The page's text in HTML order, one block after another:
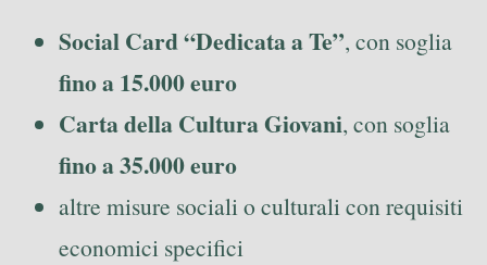
Social Card “Dedicata a Te”, con soglia
fino a 15.000 euro
Carta della Cultura Giovani, con soglia
fino a 35.000 euro
altre misure sociali o culturali con requisiti
economici specifici